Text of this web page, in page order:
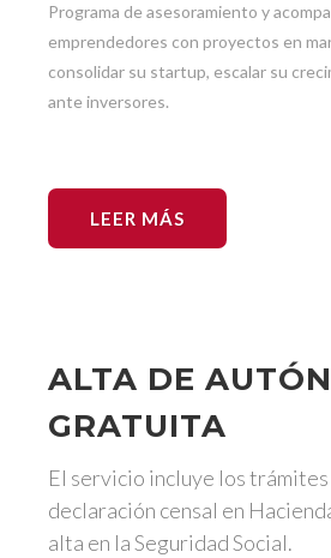
Programa de asesoramiento y
emprendedores con proyectos en
consolidar su startup, escalar su
ante inversores.
LEER MÁS
ALTA DE
GRATUITA
El servicio incluye los
declaración censal en
alta en la Seguridad Social.